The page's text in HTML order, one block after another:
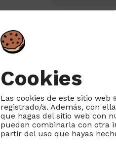
Cookies
Las cookies de este sitio
registrado/a. Además, con
que hagas del sitio web con
pueden combinarla con otra
partir del uso que hayas